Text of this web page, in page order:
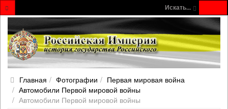
Искать...
Главная Фотографии
Первая мировая война
Автомобили Первой мировой войны
Автомобили Первой мировой войны